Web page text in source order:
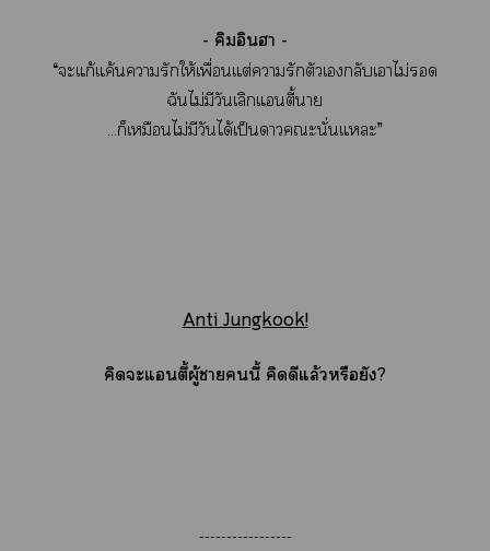
- คิมอินา -
“ะแก้แค้นารักให้เพื่อนแต่ารักตัวเกลับเาไม่
ฉันไม่มีวันเลิกแอนตี้า
...ก็เหมือนไม่มีวันได้เป็นาะนั่นแะ”
Anti Jungkook!
คิดะแอนตี้ผู้านี้ คิดดีแล้วหรือยัง?
-----------------